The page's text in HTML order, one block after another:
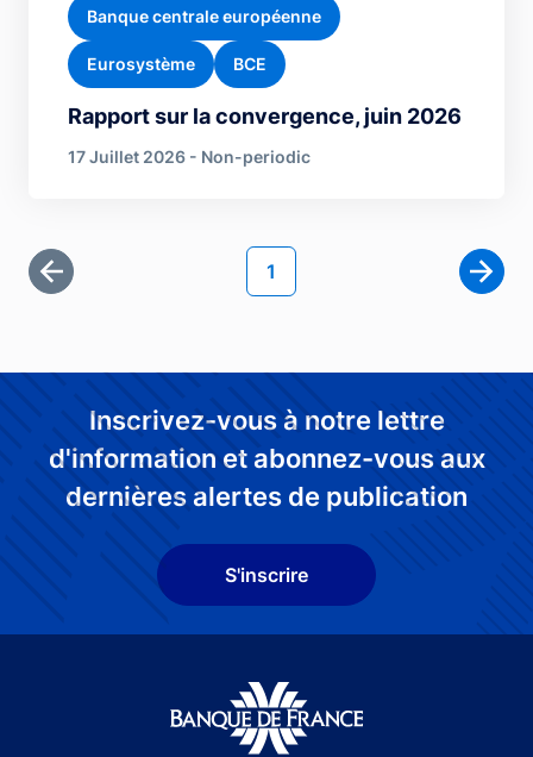
Rapport sur la convergence, juin 2026
Banque centrale européenne
Eurosystème BCE
17 Juillet 2026 - Non-periodic
Première page
Page courante
1
Page
Inscrivez-vous à notre lettre
d'information et abonnez-vous aux
dernières alertes de publication
S'inscrire